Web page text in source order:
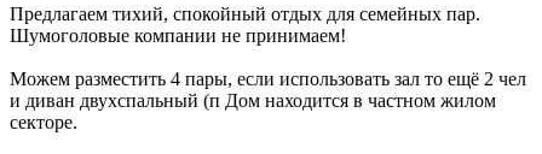
Предлагаем тихий, спокойный отдых для семейных пар.
Шумоголовые компании не принимаем!
Можем разместить 4 пары, если использовать зал то ещё 2 чел
и диван двухспальный (п Дом находится в частном жилом
секторе.